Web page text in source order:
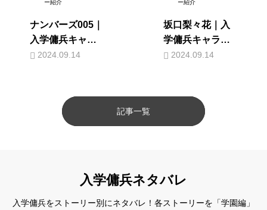
ー紹介
ナンバーズ005｜
入学傭兵キャラ
クター
2024.09.14
ー紹介
坂口梨々花｜入
学傭兵キャラク
ター
2024.09.14
記事一覧
入学傭兵ネタバレ
入学傭兵をストーリー別にネタバレ！各ストーリーを「学園編」